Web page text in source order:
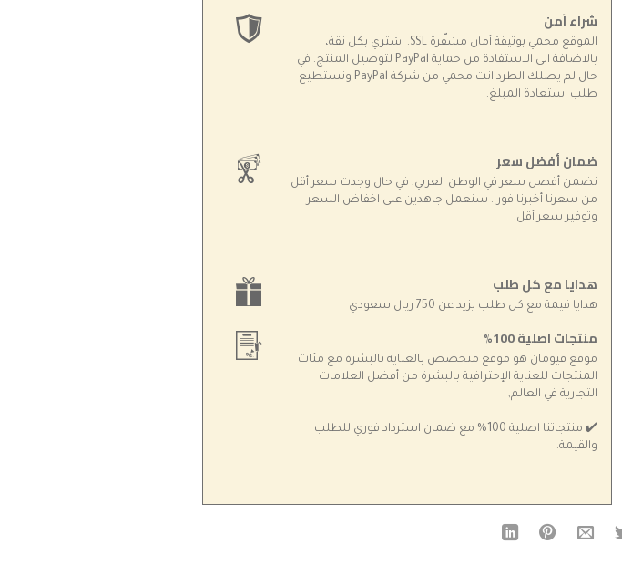
شراء آمن
الموقع محمي بوثيقة أمان مشفّرة SSL. اشتري بكل ثقة،
بالاضافة الى الاستفادة من حماية PayPal لتوصيل المنتج. في
حال لم يصلك الطرد انت محمي من شركة PayPal وتستطيع
طلب استعادة المبلغ.
ضمان أفضل سعر
نضمن أفضل سعر في الوطن العربي, في حال وجدت سعر أقل
من سعرنا أخبرنا فورا. سنعمل جاهدين على اخفاض السعر
وتوفير سعر أقل.
هدايا مع كل طلب
هدايا قيمة مع كل طلب يزيد عن 750 ريال سعودي
منتجات اصلية 100%
موقع فيومان هو موقع متخصص بالعناية بالبشرة مع مئات
المنتجات للعناية الإحترافية بالبشرة من أفضل العلامات
التجارية في العالم,
✔️ منتجاتنا اصلية 100% مع ضمان استرداد فوري للطلب
والقيمة.